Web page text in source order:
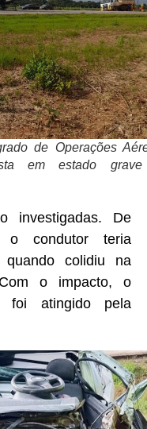
de Operações
em estado
investigadas. De
o condutor teria
quando colidiu na
o impacto, o
atingido pela